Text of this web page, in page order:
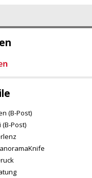
(B-Post)
Post)